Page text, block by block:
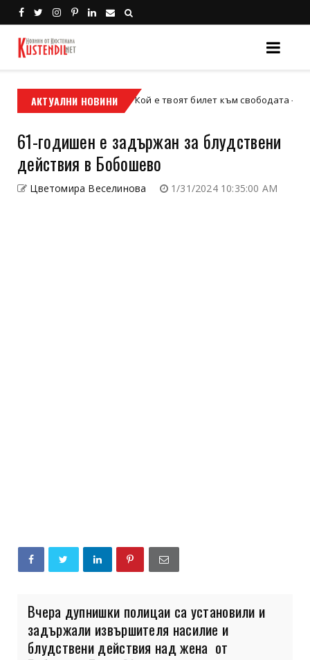
АКТУАЛНИ НОВИНИ
кросов мотор Кой е твоят билет към свободата – кросовият
61-годишен е задържан за блудствени
действия в Бобошево
Цветомира Веселинова 1/31/2024 10:35:00 AM
Вчера дупнишки полицаи са установили и
задържали извършителя насилие и
блудствени действия над жена от